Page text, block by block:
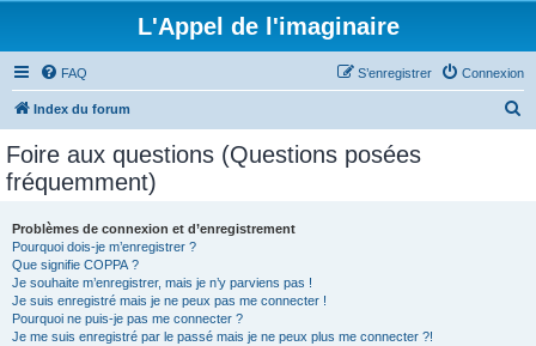
L'Appel de l'imaginaire
FAQ Connexion
S’enregistrer
Index du forum
Foire aux questions (Questions posées
fréquemment)
Problèmes de connexion et d’enregistrement
Pourquoi dois-je m’enregistrer ?
Que signifie COPPA ?
Je souhaite m’enregistrer, mais je n’y parviens pas !
Je suis enregistré mais je ne peux pas me connecter !
Pourquoi ne puis-je pas me connecter ?
Je me suis enregistré par le passé mais je ne peux plus me connecter ?!